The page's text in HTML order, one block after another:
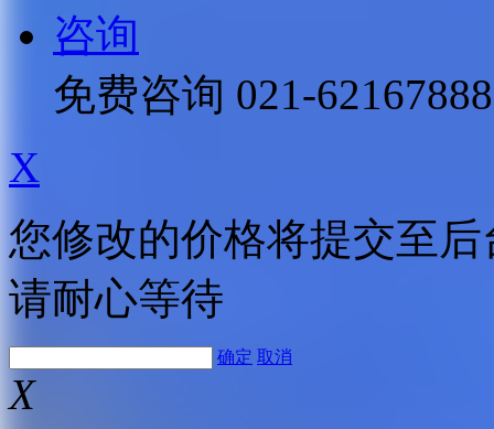
咨询
免费咨询 021-62167888
X
您修改的价格将提交至
请耐心等待
确定 取消
X